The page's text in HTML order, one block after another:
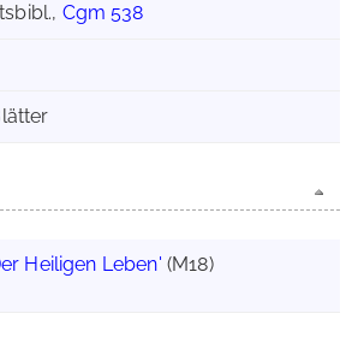
Cgm 538
Heiligen Leben' (M18)